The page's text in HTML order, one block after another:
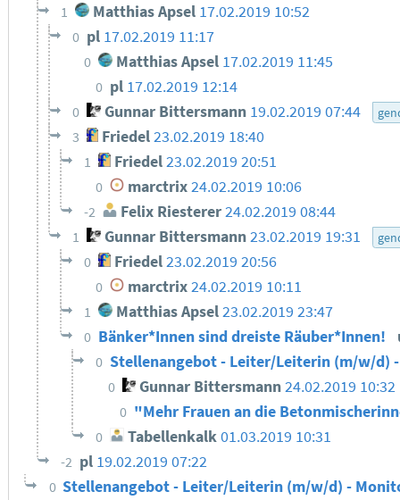
1 Matthias Apsel 17.02.2019 10:52
0 pl 17.02.2019 11:17
0 Matthias Apsel 17.02.2019 11:45
0 pl 17.02.2019 12:14
0 Gunnar Bittersmann 19.02.2019 07:44
3 Friedel23.02.2019 18:40
1 Friedel 23.02.2019 20:51
0 marctrix24.02.2019 10:06
-2 Felix Riesterer24.02.2019 08:44
1 Gunnar Bittersmann23.02.2019 19:31
0 Friedel 23.02.2019 20:56
0 marctrix24.02.2019 10:11
1 Matthias Apsel23.02.2019 23:47
0 Bänker*Innen sind dreiste Räuber*Innen!
0 Stellenangebot - Leiter/Leiterin (m/w/
0 Gunnar Bittersmann24.02.2019 10:32
0 "Mehr Frauen an die
0 Tabellenkalk01.03.2019 10:31
-2 pl 19.02.2019 07:22
0 Stellenangebot - Leiter/Leiterin (m/w/d) -